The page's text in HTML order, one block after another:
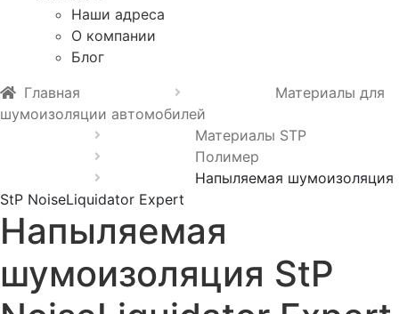
Наши адреса
О компании
Блог
Главная
Материалы для
шумоизоляции автомобилей
Материалы STP
Полимер
Напыляемая шумоизоляция
StP NoiseLiquidator Expert
Напыляемая
шумоизоляция StP